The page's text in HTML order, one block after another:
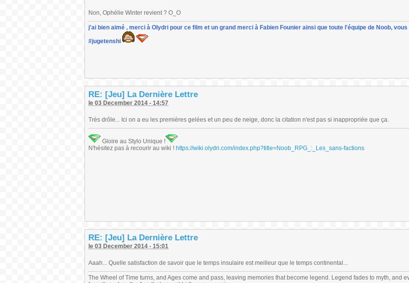
Non, Ophélie Winter revient ? O_O
j'ai bien aimé , merci à Olydri pour ce film et un grand merci à Fabien Founier ainsi que toute l'équipe de Noob,
#jugetenshi
RE: [Jeu] La Dernière Lettre
le 03 December 2014 - 14:57
Très drôle... Ici on a eu les premières gelées et un peu de neige, donc la citation n'est pas si inappropriée que ça.
Gloire au Stylo Unique !
N'hésitez pas à recourir au wiki ! https://wiki.olydri.com/index.php?title=Noob_RPG_:_Les_sans-factions
RE: [Jeu] La Dernière Lettre
le 03 December 2014 - 15:01
Aaah... Quelle satisfaction de savoir que le temps insulaire est meilleur que le temps continental...
The Wheel of Time turns, and Ages come and pass, leaving memories that become legend. Legend fades to myth, and